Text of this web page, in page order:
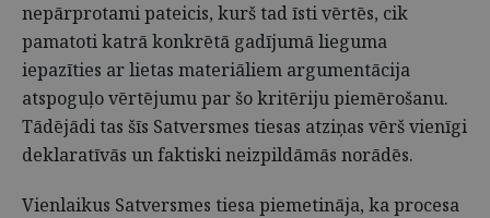
nepārprotami pateicis, kurš tad īsti vērtēs, cik
pamatoti katrā konkrētā gadījumā lieguma
iepazīties ar lietas materiāliem argumentācija
atspoguļo vērtējumu par šo kritēriju piemērošanu.
Tādējādi tas šīs Satversmes tiesas atziņas vērš vienīgi
deklaratīvās un faktiski neizpildāmās norādēs.
Vienlaikus Satversmes tiesa piemetināja, ka procesa